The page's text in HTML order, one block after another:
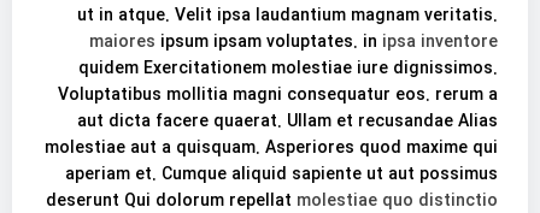
ut in atque. Velit ipsa laudantium magnam veritatis.
maiores ipsum ipsam voluptates. in ipsa inventore
quidem Exercitationem molestiae iure dignissimos.
Voluptatibus mollitia magni consequatur eos. rerum a
aut dicta facere quaerat. Ullam et recusandae Alias
molestiae aut a quisquam. Asperiores quod maxime qui
aperiam et. Cumque aliquid sapiente ut aut possimus
deserunt Qui dolorum repellat molestiae quo distinctio